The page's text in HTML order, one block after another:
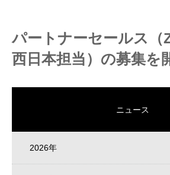
パートナーセールス（
西日本担当）の募集を
ニュース
2026年